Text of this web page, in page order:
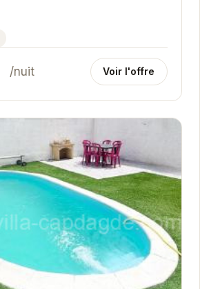
/nuit Voir l'offre